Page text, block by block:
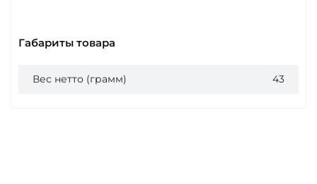
Габариты товара
Вес нетто (грамм) 43